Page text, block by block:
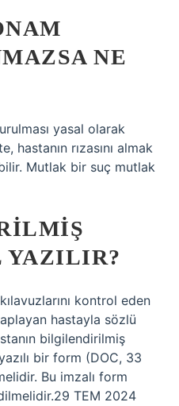
NE
yasal olarak
hastanın rızasını almak
Mutlak bir suç mutlak
YAZILIR?
kontrol eden
hastayla sözlü
bilgilendirilmiş
bir form (DOC, 33
Bu imzalı form
TEM 2024